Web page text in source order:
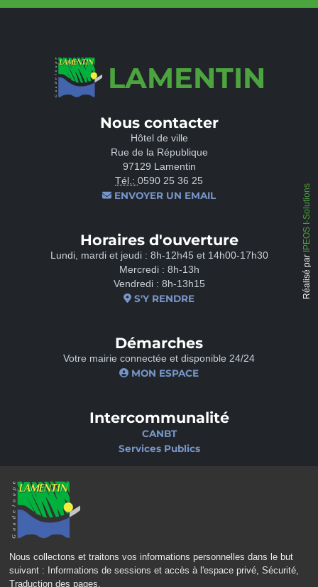
Nous collectons et traitons vos informations personnelles dans le but
suivant :
Informations de sessions et accès à l'espace privé, Sécurité,
Traduction des pages
LAMENTIN
Nous contacter
Hôtel de ville
Rue de la République
97129 Lamentin
Tél.: 0590 25 36 25
ENVOYER UN EMAIL
Horaires d'ouverture
Lundi, mardi et jeudi : 8h-12h45 et 14h00-17h30
Mercredi : 8h-13h
Vendredi : 8h-13h15
S'Y RENDRE
Démarches
Votre mairie connectée et disponible 24/24
MON ESPACE
Intercommunalité
CANBT
Services Publics
Ciné-Théâtre
Réalisé par
IPEOS I-Solutions